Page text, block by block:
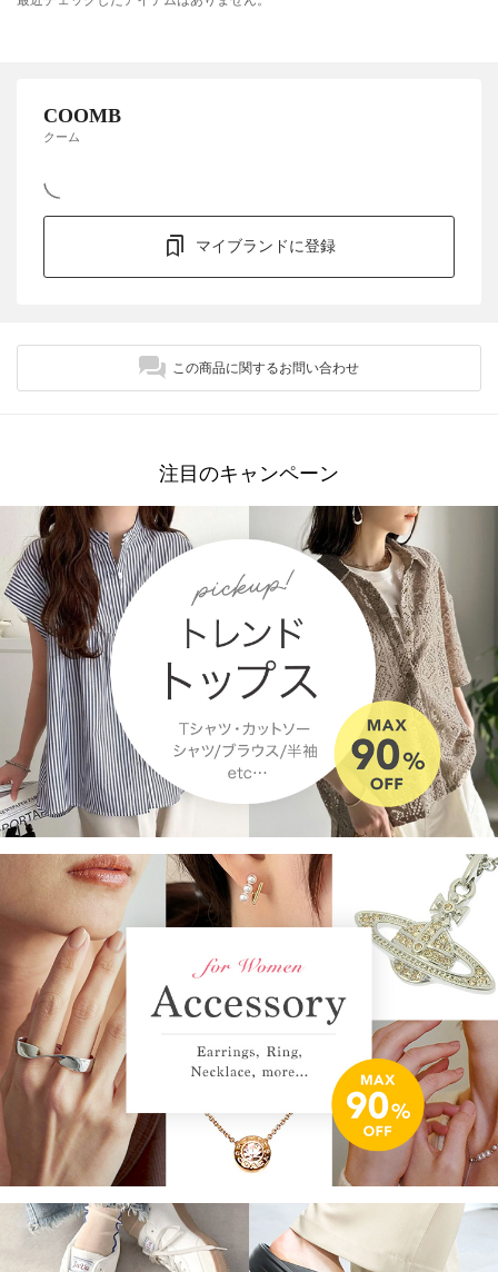
COOMB
クーム
マイブランドに登録
この商品に関するお問い合わせ
注目のキャンペーン